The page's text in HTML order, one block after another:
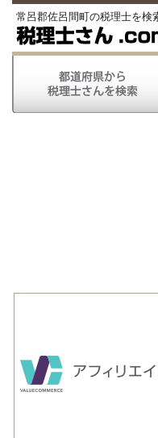
常呂郡佐呂間町の税理士を検